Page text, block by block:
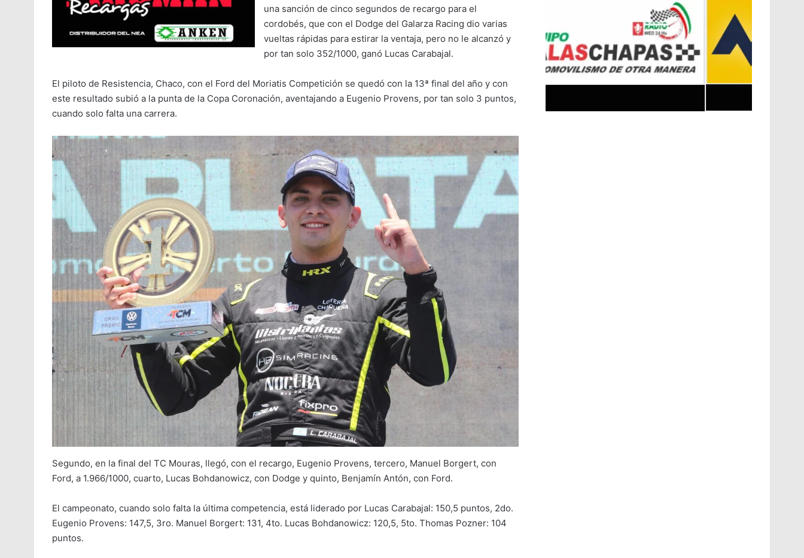
una sanción de cinco segundos de recargo para el
cordobés, que con el Dodge del Galarza Racing dio varias
vueltas rápidas para estirar la ventaja, pero no le alcanzó y
por tan solo 352/1000, ganó Lucas Carabajal.
El piloto de Resistencia, Chaco, con el Ford del Moriatis Competición se quedó con la 13ª final del año y con
este resultado subió a la punta de la Copa Coronación, aventajando a Eugenio Provens, por tan solo 3 puntos,
cuando solo falta una carrera.
Segundo, en la final del TC Mouras, llegó, con el recargo, Eugenio Provens, tercero, Manuel Borgert, con
Ford, a 1.966/1000, cuarto, Lucas Bohdanowicz, con Dodge y quinto, Benjamín Antón, con Ford.
El campeonato, cuando solo falta la última competencia, está liderado por Lucas Carabajal: 150,5 puntos, 2do.
Eugenio Provens: 147,5, 3ro. Manuel Borgert: 131, 4to. Lucas Bohdanowicz: 120,5, 5to. Thomas Pozner: 104
puntos.